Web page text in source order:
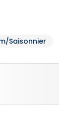
Saisonnier